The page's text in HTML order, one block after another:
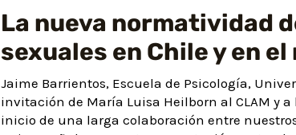
La nueva normatividad
sexuales en Chile y en el
Jaime Barrientos, Escuela de Psicología,
invitación de María Luisa Heilborn al CLAM y a
inicio de una larga colaboración entre